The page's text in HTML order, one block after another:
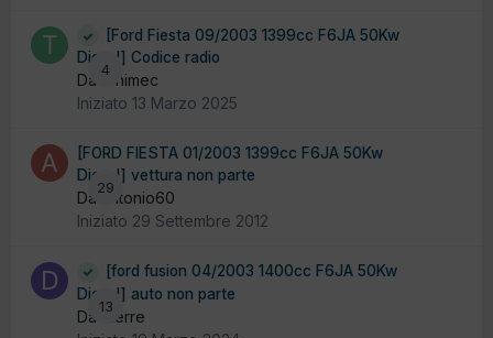
4
[Ford Fiesta 09/2003 1399cc F6JA 50Kw
Diesel] Codice radio
Da tonimec
Iniziato 13 Marzo 2025
29
[FORD FIESTA 01/2003 1399cc F6JA 50Kw
Diesel] vettura non parte
Da antonio60
Iniziato 29 Settembre 2012
13
[ford fusion 04/2003 1400cc F6JA 50Kw
Diesel] auto non parte
Da dierre